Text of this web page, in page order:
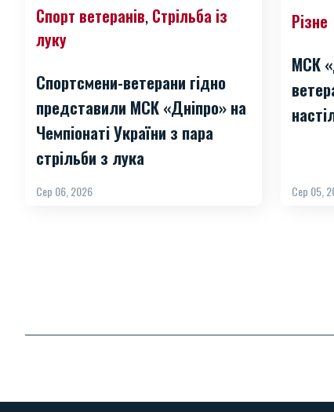
Спорт ветеранів, Стрільба із
луку
Спортсмени-ветерани гідно
представили МСК «Дніпро» на
Чемпіонаті України з пара
стрільби з лука
Сер 06, 2026
Різне
МСК
Сер 05,